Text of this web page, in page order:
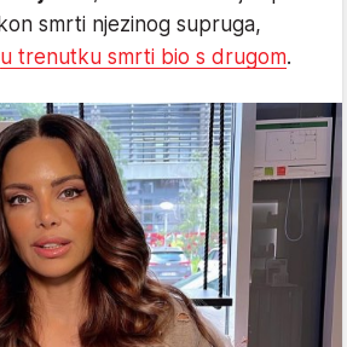
smrti njezinog supruga,
u trenutku smrti bio s drugom.